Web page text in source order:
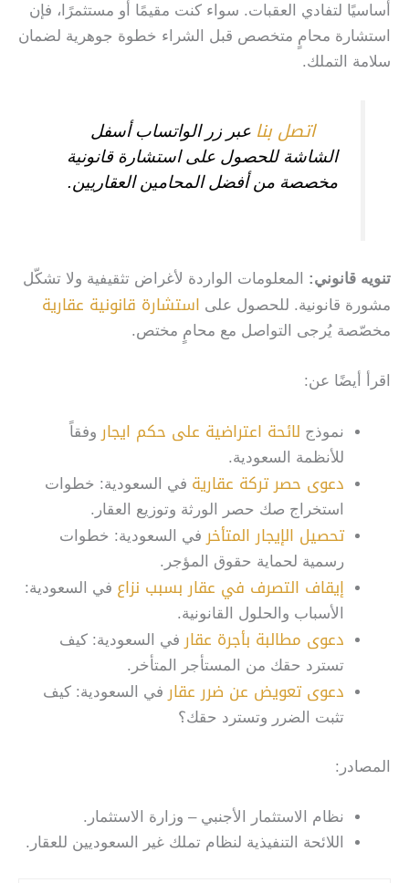
أساسيًا لتفادي العقبات. سواء كنت مقيمًا أو مستثمرًا، فإن
استشارة محامٍ متخصص قبل الشراء خطوة جوهرية لضمان
سلامة التملك.
اتصل بنا عبر زر الواتساب أسفل
الشاشة للحصول على استشارة قانونية
مخصصة من أفضل المحامين العقاريين.
تنويه قانوني: المعلومات الواردة لأغراض تثقيفية ولا تشكّل
مشورة قانونية. للحصول على استشارة قانونية عقارية
مخصّصة يُرجى التواصل مع محامٍ مختص.
اقرأ أيضًا عن:
نموذج لائحة اعتراضية على حكم ايجار وفقاً
للأنظمة السعودية.
دعوى حصر تركة عقارية في السعودية: خطوات
استخراج صك حصر الورثة وتوزيع العقار.
تحصيل الإيجار المتأخر في السعودية: خطوات
رسمية لحماية حقوق المؤجر.
إيقاف التصرف في عقار بسبب نزاع في السعودية:
الأسباب والحلول القانونية.
دعوى مطالبة بأجرة عقار في السعودية: كيف
تسترد حقك من المستأجر المتأخر.
دعوى تعويض عن ضرر عقار في السعودية: كيف
تثبت الضرر وتسترد حقك؟
المصادر:
نظام الاستثمار الأجنبي – وزارة الاستثمار.
اللائحة التنفيذية لنظام تملك غير السعوديين للعقار.